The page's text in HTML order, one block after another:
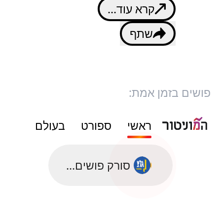
קרא עוד...
שתף
פושים בזמן אמת:
ראשי ספורט בעולם
סורק פושים...